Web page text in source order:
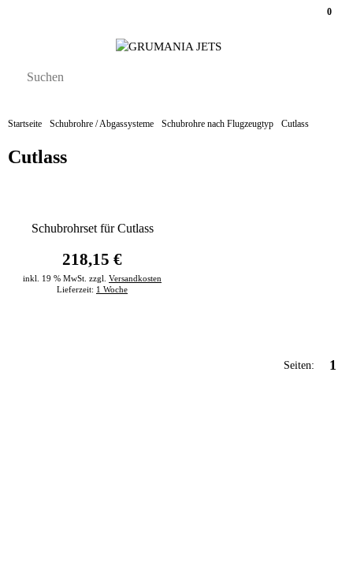
0
Startseite Schubrohre / Abgassysteme Schubrohre nach Flugzeugtyp Cutlass
Cutlass
Schubrohrset für Cutlass
218,15 €
inkl. 19 % MwSt. zzgl. Versandkosten
Lieferzeit: 1 Woche
Seiten: 1